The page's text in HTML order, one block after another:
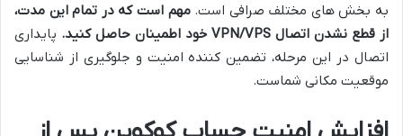
به بخش های مختلف صرافی است.مهم است که در تمام این مدت،
از قطع نشدن اتصال VPN/VPS خود اطمینان حاصل کنید.
پایداری
اتصال در این مرحله، تضمین کننده امنیت و جلوگیری از شناسایی
موقعیت مکانی شماست.